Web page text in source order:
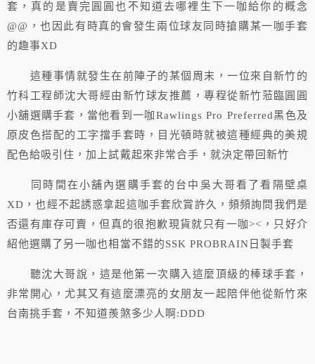
套，真的是賣完圓圓也不知道去哪裡生下一咖給你的概念
@@，也因此有時真的會發生兩位球友同時搶購某一咖手套
的趣事XD
這種事情就發生在前陣子的某個周末，一位來自新竹的
竹科工程師沈大哥經由新竹球友推薦，專程從新竹蒞臨圓圓
小舖選購手套，當他看到一咖Rawlings Pro Preferred黑色及
原皮色搭配的工字擋手套時，目光頓時就被這種經典的美規
配色給吸引住，加上試戴起來非常合手，就決定帶回新竹
同時間在小舖內選購手套的台中吳大哥看了看隔壁桌
XD，也經不起誘惑拿起這咖手套欣賞許久，頻頻詢問我們是
否還有庫存可賣，但真的很抱歉現貨就只有一咖><，只好介
紹他選購了另一咖也相當不錯的SSK PROBRAIN日製手套
聽沈大哥說，這是他第一次購入這麼頂級的棒球手套，
非常開心，尤其又有這麼漂亮的女朋友一起陪伴他從新竹來
台南挑手套，不知道羨煞多少人啊:DDD